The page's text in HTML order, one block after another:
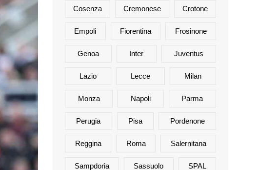
Cosenza Cremonese Crotone
Empoli Fiorentina Frosinone
Genoa Inter Juventus
Lazio Lecce Milan
Monza Napoli Parma
Perugia Pisa Pordenone
Reggina Roma Salernitana
Sampdoria Sassuolo SPAL